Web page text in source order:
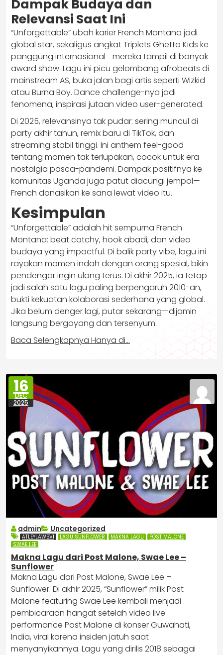
Dampak Budaya dan
Relevansi Saat Ini
“Unforgettable” ubah karier French Montana jadi
global star, sekaligus angkat Triplets Ghetto Kids ke
panggung internasional—mereka tampil di banyak
award show. Lagu ini picu gelombang afrobeats di
mainstream AS, buka jalan bagi artis seperti Wizkid
atau Burna Boy. Dance challenge-nya jadi
fenomena, inspirasi jutaan video user-generated.
Di 2025, relevansinya tak pudar: sering muncul di
party akhir tahun, remix baru di TikTok, dan
streaming stabil tinggi. Ini anthem feel-good
tentang momen tak terlupakan, cocok untuk era
nostalgia pasca-pandemi. Dampak positifnya ke
komunitas Uganda juga patut diacungi jempol—
French donasikan ke sana lewat video itu.
Kesimpulan
“Unforgettable” adalah hit sempurna French
Montana: beat catchy, hook abadi, dan video
budaya yang impactful. Di balik party vibe, lagu ini
rayakan momen indah dengan orang spesial, bikin
pendengar ingin ulang terus. Di akhir 2025, ia tetap
jadi salah satu lagu paling berpengaruh 2010-an,
bukti kekuatan kolaborasi sederhana yang global.
Jika belum denger lagi, putar sekarang—dijamin
langsung bergoyang dan tersenyum.
Baca Selengkapnya Hanya di…
16
DEC
2025
admin Uncategorized
ATLEYLAWBVI LAGU SUNFLOWER MAKNA LAGU
POST MALONE
SWAE LEE
Makna Lagu dari Post Malone, Swae Lee –
Sunflower
Makna Lagu dari Post Malone, Swae Lee –
Sunflower. Di akhir 2025, “Sunflower” milik Post
Malone featuring Swae Lee kembali menjadi
pembicaraan hangat setelah video live
performance Post Malone di konser Guwahati,
India, viral karena insiden jatuh saat
menyanyikannya. Lagu yang dirilis 2018 sebagai